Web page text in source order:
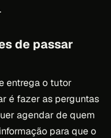
de passar
entrega o tutor
é fazer as perguntas
agendar de quem
para que o